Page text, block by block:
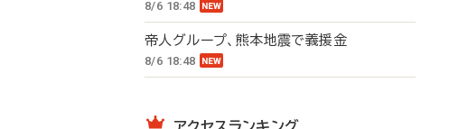
8/6 18:48
帝人グループ、熊本地震で義援金
8/6 18:48